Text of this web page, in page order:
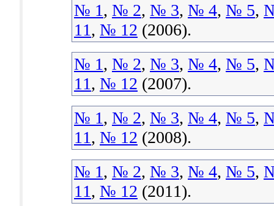
№ 1, № 2, № 3, № 4, № 5,
11, № 12 (2006).
№ 1, № 2, № 3, № 4, № 5,
11, № 12 (2007).
№ 1, № 2, № 3, № 4, № 5,
11, № 12 (2008).
№ 1, № 2, № 3, № 4, № 5,
11, № 12 (2011).